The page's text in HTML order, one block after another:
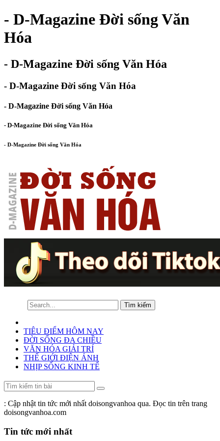
- D-Magazine Đời sống Văn
Hóa
- D-Magazine Đời sống Văn Hóa
- D-Magazine Đời sống Văn Hóa
- D-Magazine Đời sống Văn Hóa
- D-Magazine Đời sống Văn Hóa
- D-Magazine Đời sống Văn Hóa
TIÊU ĐIỂM HÔM NAY
ĐỜI SỐNG ĐA CHIỀU
VĂN HÓA GIẢI TRÍ
THẾ GIỚI ĐIỆN ẢNH
NHỊP SỐNG KINH TẾ
: Cập nhật tin tức mới nhất doisongvanhoa qua. Đọc tin trên trang
doisongvanhoa.com
Tin tức mới nhất